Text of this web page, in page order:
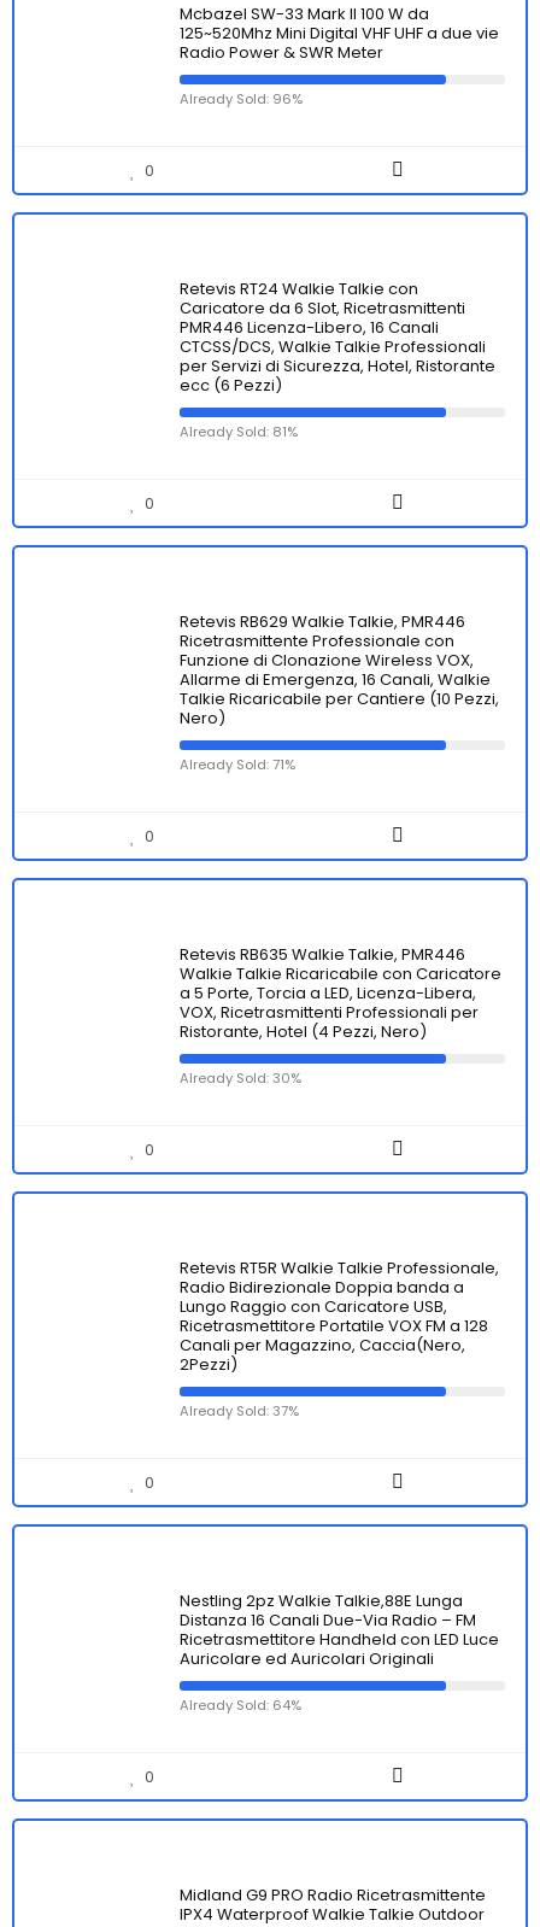
Mcbazel SW-33 Mark II 100 W da
125~520Mhz Mini Digital VHF UHF a due vie
Radio Power & SWR Meter
Already Sold: 96%
0
Retevis RT24 Walkie Talkie con
Caricatore da 6 Slot, Ricetrasmittenti
PMR446 Licenza-Libero, 16 Canali
CTCSS/DCS, Walkie Talkie Professionali
per Servizi di Sicurezza, Hotel, Ristorante
ecc (6 Pezzi)
Already Sold: 81%
0
Retevis RB629 Walkie Talkie, PMR446
Ricetrasmittente Professionale con
Funzione di Clonazione Wireless VOX,
Allarme di Emergenza, 16 Canali, Walkie
Talkie Ricaricabile per Cantiere (10 Pezzi,
Nero)
Already Sold: 71%
0
Retevis RB635 Walkie Talkie, PMR446
Walkie Talkie Ricaricabile con Caricatore
a 5 Porte, Torcia a LED, Licenza-Libera,
VOX, Ricetrasmittenti Professionali per
Ristorante, Hotel (4 Pezzi, Nero)
Already Sold: 30%
0
Retevis RT5R Walkie Talkie Professionale,
Radio Bidirezionale Doppia banda a
Lungo Raggio con Caricatore USB,
Ricetrasmettitore Portatile VOX FM a 128
Canali per Magazzino, Caccia(Nero,
2Pezzi)
Already Sold: 37%
0
Nestling 2pz Walkie Talkie,88E Lunga
Distanza 16 Canali Due-Via Radio – FM
Ricetrasmettitore Handheld con LED Luce
Auricolare ed Auricolari Originali
Already Sold: 64%
0
Midland G9 PRO Radio Ricetrasmittente
IPX4 Waterproof Walkie Talkie Outdoor